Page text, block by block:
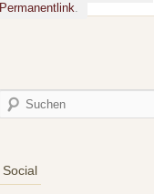
Permanentlink.
Social